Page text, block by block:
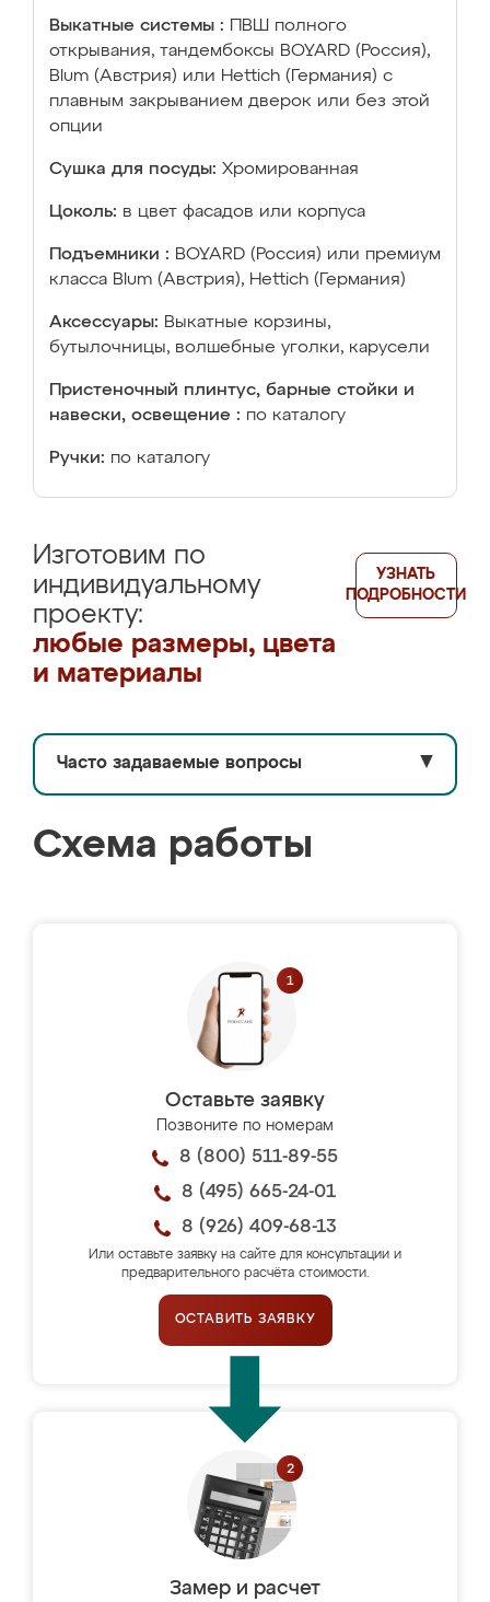
Выкатные системы :
ПВШ полного
открывания, тандембоксы BOYARD (Россия),
Blum (Австрия) или Hettich (Германия) с
плавным закрыванием дверок или без этой
опции
Сушка для посуды: Хромированная
Цоколь: в цвет фасадов или корпуса
Подъемники : BOYARD (Россия) или премиум
класса Blum (Австрия), Hettich (Германия)
Аксессуары: Выкатные корзины,
бутылочницы, волшебные уголки, карусели
Пристеночный плинтус, барные стойки и
навески, освещение : по каталогу
Ручки: по каталогу
Изготовим по
индивидуальному
проекту:
любые размеры, цвета
и материалы
УЗНАТЬ
ПОДРОБНОСТИ
Часто задаваемые вопросы ▼
Схема работы
Оставьте заявку
Позвоните по номерам
8 (800) 511-89-55
8 (495) 665-24-01
8 (926) 409-68-13
Или оставьте заявку на сайте для консультации и
предварительного расчёта стоимости.
ОСТАВИТЬ ЗАЯВКУ
Замер и расчет